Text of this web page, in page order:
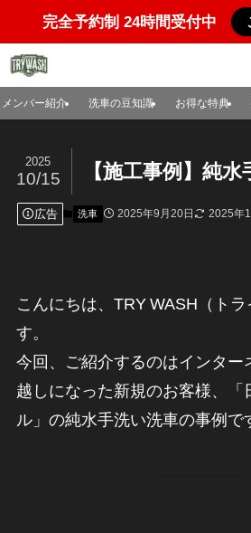
完全予約制 24時間受付中
メンバー紹介 洗車の豆知識 お得な特典
【施工事例】純
2025
10/15
広告 洗車 2025年9月20日 2025年
こんにちは、TRY WASH（ト
す。
今回、ご紹介するのはインター
越しになった新規のお客様、「
ル」の純水手洗い洗車の事例で